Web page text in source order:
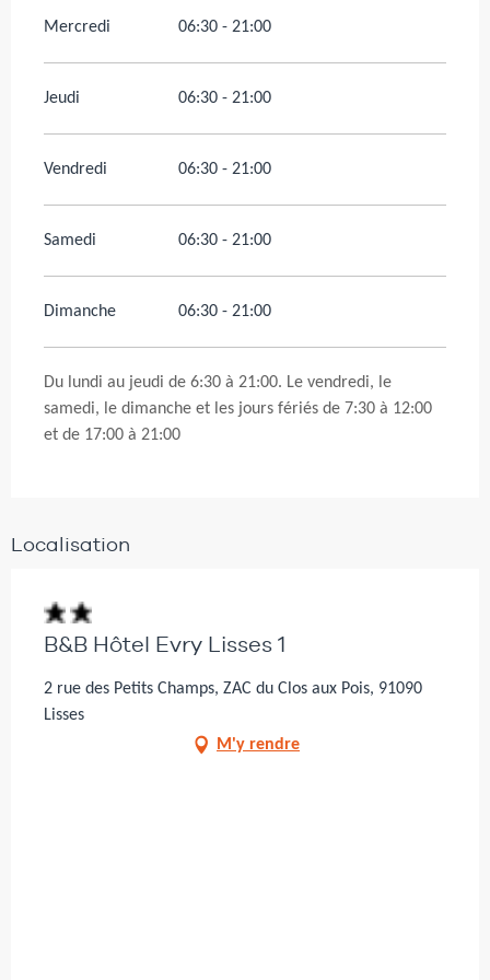
Mercredi 06:30 - 21:00
Jeudi 06:30 - 21:00
Vendredi 06:30 - 21:00
Samedi 06:30 - 21:00
Dimanche 06:30 - 21:00
Du lundi au jeudi de 6:30 à 21:00. Le vendredi, le
samedi, le dimanche et les jours fériés de 7:30 à 12:00
et de 17:00 à 21:00
Localisation
B&B Hôtel Evry Lisses 1
2 rue des Petits Champs, ZAC du Clos aux Pois, 91090
Lisses
M'y rendre